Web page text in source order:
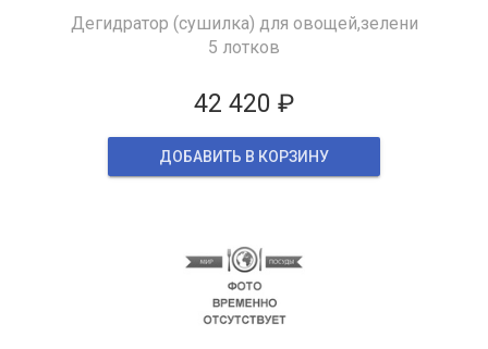
Дегидратор (сушилка) для овощей,зелени
5 лотков
42 420 ₽
ДОБАВИТЬ В КОРЗИНУ